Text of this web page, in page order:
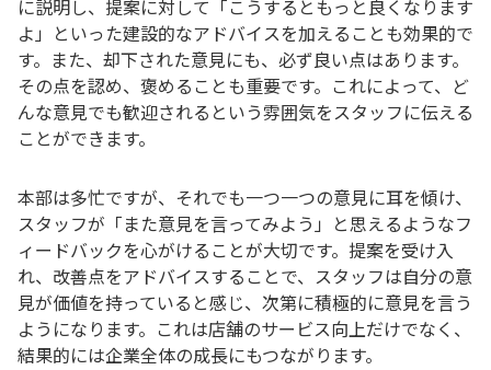
に説明し、提案に対して「こうするともっと良くなります
よ」といった建設的なアドバイスを加えることも効果的で
す。また、却下された意見にも、必ず良い点はあります。
その点を認め、褒めることも重要です。これによって、ど
んな意見でも歓迎されるという雰囲気をスタッフに伝える
ことができます。
本部は多忙ですが、それでも一つ一つの意見に耳を傾け、
スタッフが「また意見を言ってみよう」と思えるようなフ
ィードバックを心がけることが大切です。提案を受け入
れ、改善点をアドバイスすることで、スタッフは自分の意
見が価値を持っていると感じ、次第に積極的に意見を言う
ようになります。これは店舗のサービス向上だけでなく、
結果的には企業全体の成長にもつながります。